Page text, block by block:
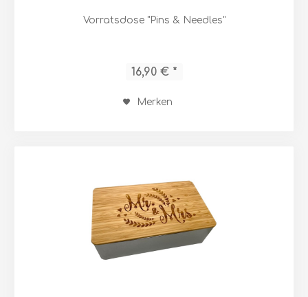
Vorratsdose "Pins & Needles"
16,90 € *
Merken